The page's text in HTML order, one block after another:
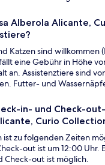
Alberola Alicante,
Katzen sind willkommen
eine Gebühr in Höhe
an. Assistenztiere sind
Futter- und
in- und Check-
Curio
ist zu folgenden Zeiten
out ist um 12:00 Uhr.
Check-out ist möglich.